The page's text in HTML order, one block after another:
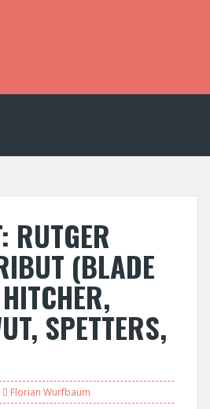
RUTGER
(BLADE
SPETTERS,
Florian Wurfbaum